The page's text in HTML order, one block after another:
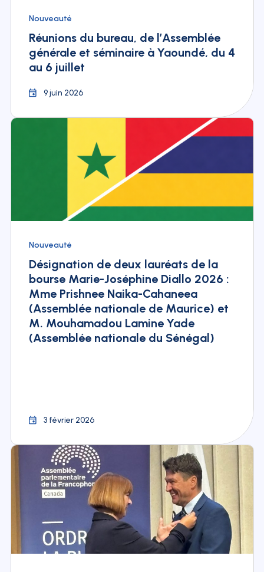
Nouveauté
Réunions du bureau, de l’Assemblée
générale et séminaire à Yaoundé, du 4
au 6 juillet
9 juin 2026
Nouveauté
Désignation de deux lauréats de la
bourse Marie-Joséphine Diallo 2026 :
Mme Prishnee Naika-Cahaneea
(Assemblée nationale de Maurice) et
M. Mouhamadou Lamine Yade
(Assemblée nationale du Sénégal)
3 février 2026